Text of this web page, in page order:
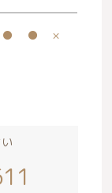
● ● ×